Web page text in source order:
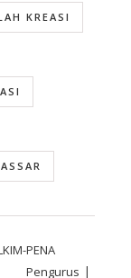
KREASI
PENA
Pengurus